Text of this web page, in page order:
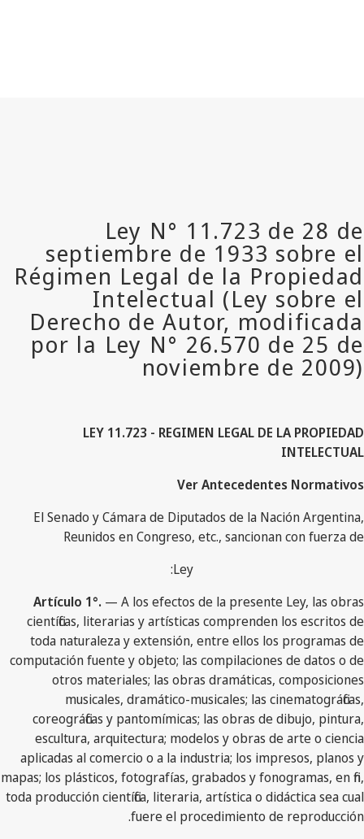
LEY 11.723 - REGIMEN LEGAL DE LA PROPIEDAD
INTELECTUAL
Ver Antecedentes Normativos
El Senado y Cámara de Diputados de la Nación Argentina,
Reunidos en Congreso, etc., sancionan con fuerza de
Ley:
Artículo 1°. — A los efectos de la presente Ley, las obras
científicas, literarias y artísticas comprenden los escritos de
toda naturaleza y extensión, entre ellos los programas de
computación fuente y objeto; las compilaciones de datos o de
otros materiales; las obras dramáticas, composiciones
musicales, dramático-musicales; las cinematográficas,
coreográficas y pantomímicas; las obras de dibujo, pintura,
escultura, arquitectura; modelos y obras de arte o ciencia
aplicadas al comercio o a la industria; los impresos, planos y
mapas; los plásticos, fotografías, grabados y fonogramas, en fin,
toda producción científica, literaria, artística o didáctica sea cual
fuere el procedimiento de reproducción.